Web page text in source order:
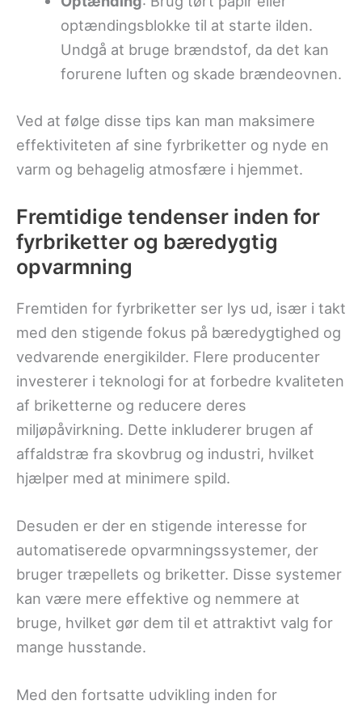
optændingsblokke til at starte ilden.
Undgå at bruge brændstof, da det kan
forurene luften og skade brændeovnen.
Ved at følge disse tips kan man maksimere
effektiviteten af sine fyrbriketter og nyde en
varm og behagelig atmosfære i hjemmet.
Fremtidige tendenser inden for
fyrbriketter og bæredygtig
opvarmning
Fremtiden for fyrbriketter ser lys ud, især i takt
med den stigende fokus på bæredygtighed og
vedvarende energikilder. Flere producenter
investerer i teknologi for at forbedre kvaliteten
af briketterne og reducere deres
miljøpåvirkning. Dette inkluderer brugen af
affaldstræ fra skovbrug og industri, hvilket
hjælper med at minimere spild.
Desuden er der en stigende interesse for
automatiserede opvarmningssystemer, der
bruger træpellets og briketter. Disse systemer
kan være mere effektive og nemmere at
bruge, hvilket gør dem til et attraktivt valg for
mange husstande.
Med den fortsatte udvikling inden for